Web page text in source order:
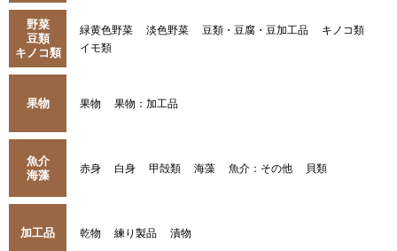
野菜
豆類
キノコ類
緑黄色野菜 淡色野菜 豆類・豆腐・豆加工品
キノコ類
イモ類
果物 果物 果物：加工品
魚介
海藻
赤身 白身 甲殻類 海藻 魚介：その他 貝類
加工品 乾物 練り製品 漬物